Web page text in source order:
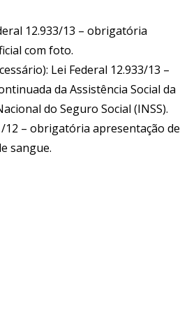
12.933/13 – obrigatória
com foto.
Lei Federal 12.933/13 –
da Assistência Social da
do Seguro Social (INSS).
12 – obrigatória apresentação de
sangue.